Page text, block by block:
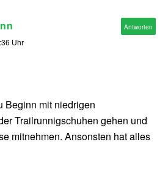
Uhr
Beginn mit niedrigen
Trailrunnigschuhen gehen und
mitnehmen. Ansonsten hat alles
Antworten